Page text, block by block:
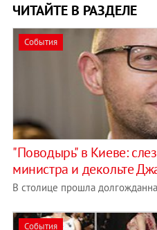
ЧИТАЙТЕ В РАЗДЕЛЕ
События
"Поводырь" в Киеве:
министра и декольте
В столице прошла
События